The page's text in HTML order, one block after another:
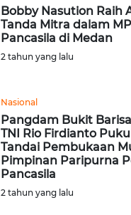
Bobby Nasution Raih
Tanda Mitra dalam
Pancasila di Medan
2 tahun yang lalu
Nasional
Pangdam Bukit
TNI Rio Firdianto
Tandai Pembukaan
Pimpinan Paripurna
Pancasila
2 tahun yang lalu